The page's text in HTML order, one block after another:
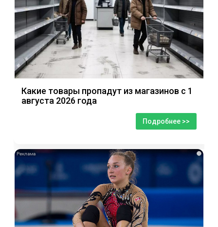
Какие товары пропадут из магазинов с 1
августа 2026 года
Подробнее >>
i